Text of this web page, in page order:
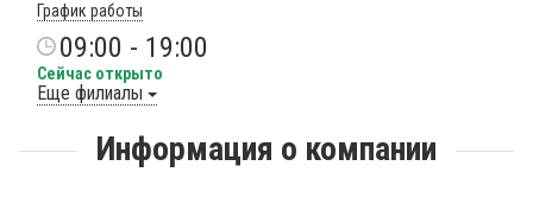
График работы
09:00 - 19:00
Сейчас открыто
Еще филиалы
Информация о компании